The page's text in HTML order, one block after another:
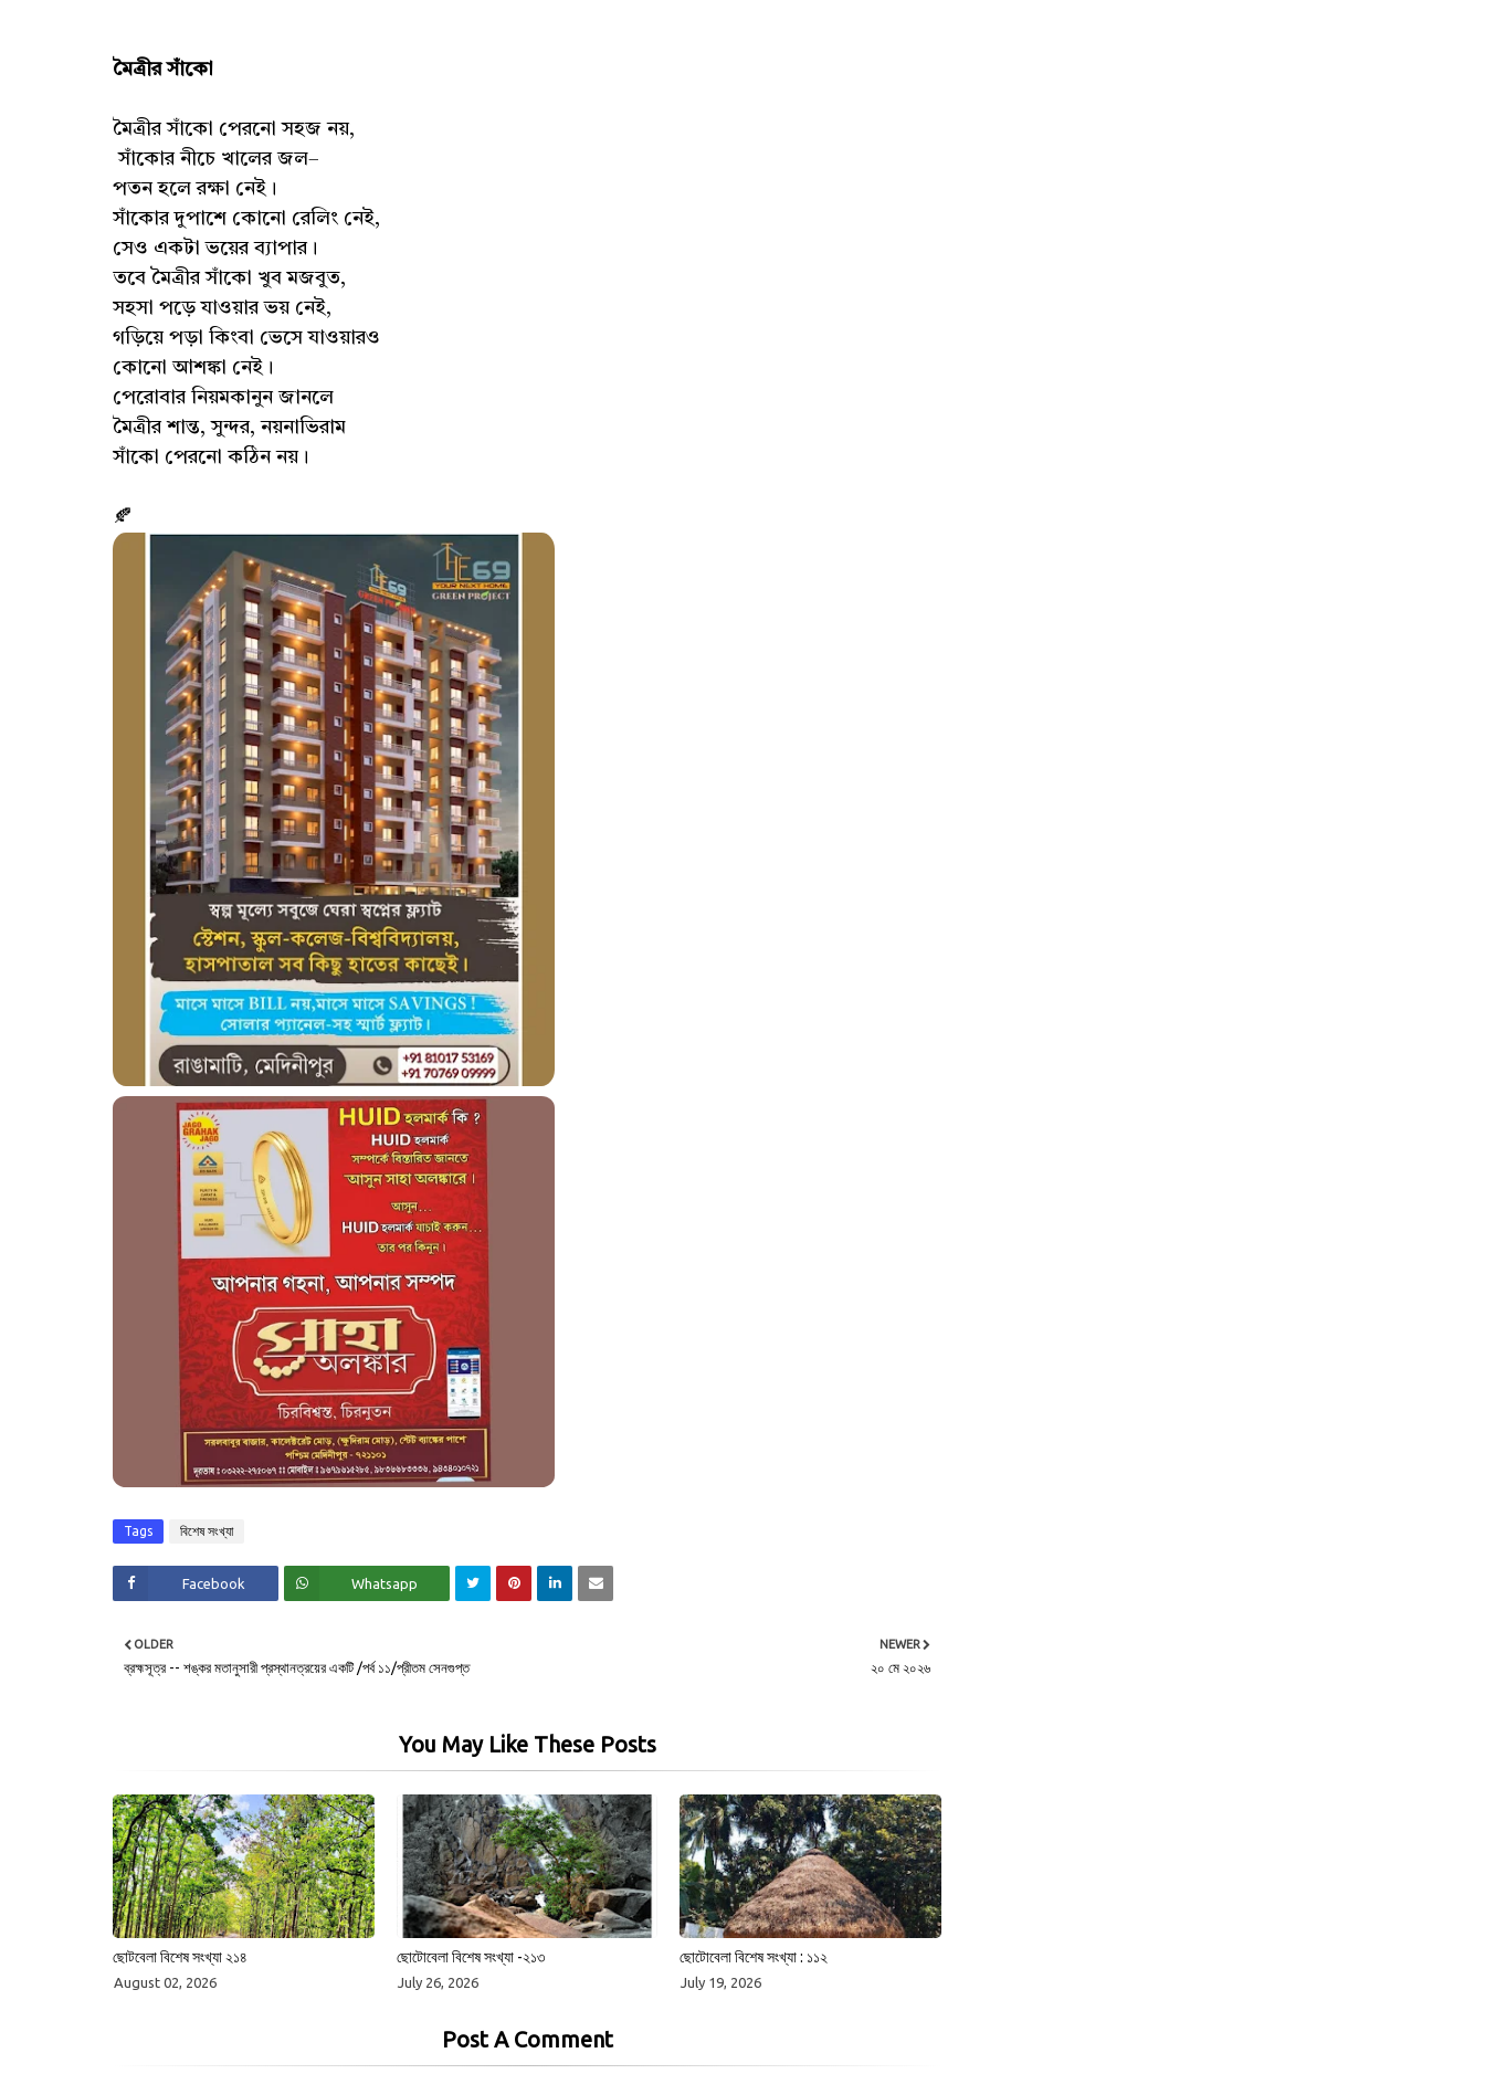
মৈত্রীর সাঁকো
মৈত্রীর সাঁকো পেরনো সহজ নয়,
সাঁকোর নীচে খালের জল–
পতন হলে রক্ষা নেই।
সাঁকোর দুপাশে কোনো রেলিং নেই,
সেও একটা ভয়ের ব্যাপার।
তবে মৈত্রীর সাঁকো খুব মজবুত,
সহসা পড়ে যাওয়ার ভয় নেই,
গড়িয়ে পড়া কিংবা ভেসে যাওয়ারও
কোনো আশঙ্কা নেই।
পেরোবার নিয়মকানুন জানলে
মৈত্রীর শান্ত, সুন্দর, নয়নাভিরাম
সাঁকো পেরনো কঠিন নয়।
🍂
Tags বিশেষ সংখ্যা
Facebook Whatsapp
NEWER
২০ মে ২০২৬
OLDER
ব্রহ্মসূত্র -- শঙ্কর মতানুসারী প্রস্থানত্রয়ের একটি /পর্ব ১১/প্রীতম সেনগুপ্ত
You May Like These Posts
ছোটবেলা বিশেষ সংখ্যা ২১৪
August 02, 2026
ছোটোবেলা বিশেষ সংখ্যা -২১৩
July 26, 2026
ছোটোবেলা বিশেষ সংখ্যা : ১১২
July 19, 2026
Post A Comment